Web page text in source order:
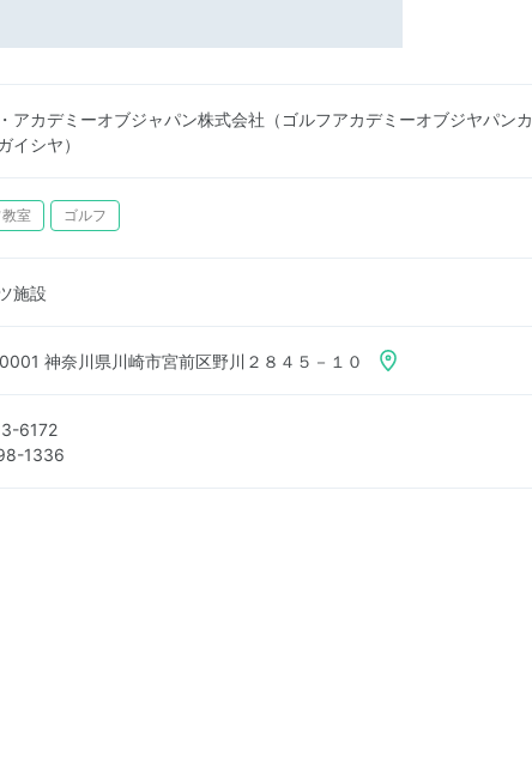
アカデミーオブジャパン株式会社（ゴルフアカデミーオブジヤパンカ
イシヤ）
室 ゴルフ
施設
神奈川県川崎市宮前区野川２８４５－１０
6172
1336